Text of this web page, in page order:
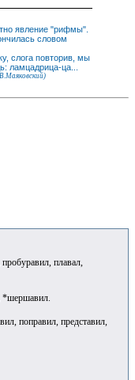
явление "рифмы".
словом
слога повторив, мы
ламцадрица-ца...
плавал,
*шершавил.
поправил, представил,